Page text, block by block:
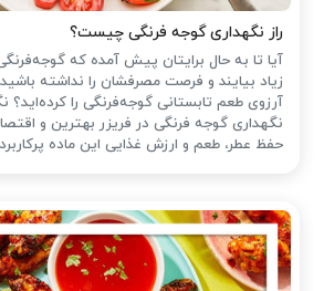
راز نگهداری گوجه فرنگی چیست؟
آیا تا به حال برایتان پیش آمده که
زیاد بیایند و فرصت مصرفشان را نداشته
آرزوی طعم تابستانی گوجه‌فرنگی را کرده‌اید؟
نگهداری گوجه فرنگی در فریزر بهترین و
حفظ عطر، طعم و ارزش غذایی این ماده